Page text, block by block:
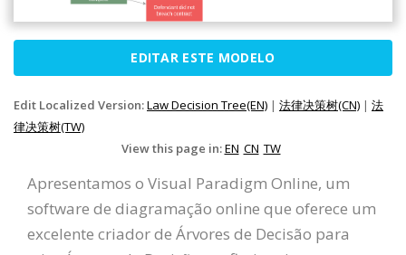
EDITAR ESTE MODELO
Edit Localized Version:Law Decision Tree(EN) | 法律决策树(CN) | 法
律决策树(TW)
View this page in:EN CN TW
Apresentamos o Visual Paradigm Online, um
software de diagramação online que oferece um
excelente criador de Árvores de Decisão para